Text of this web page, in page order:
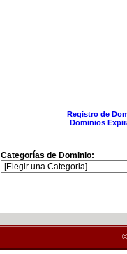
Registro de
Dominios
Categorías de Dominio: